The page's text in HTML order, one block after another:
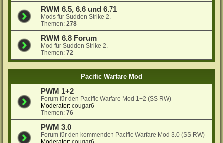
RWM 6.5, 6.6 und 6.71
Mods für Sudden Strike 2.
Themen:278
RWM 6.8 Forum
Mod für Sudden Strike 2.
Themen:72
Pacific Warfare Mod
PWM 1+2
Forum für den Pacific Warfare Mod 1+2 (SS RW)
Moderator: cougar6
Themen:76
PWM 3.0
Forum für den kommenden Pacific Warfare Mod 3.0 (SS RW)
Moderator: cougar6